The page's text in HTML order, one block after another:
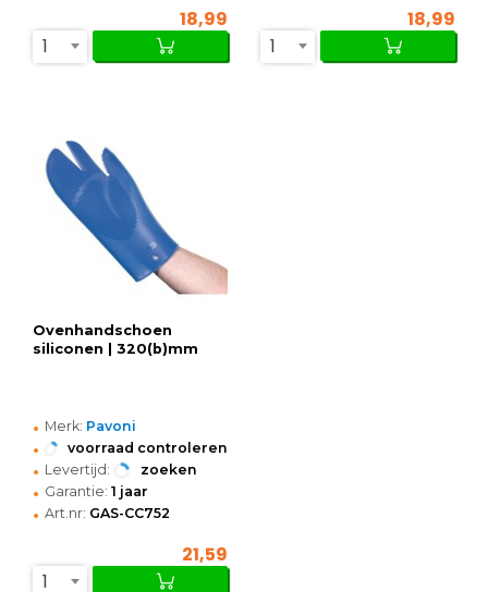
18,99
1
18,99
1
Ovenhandschoen
siliconen | 320(b)mm
• Merk: Pavoni
• voorraad controleren
• Levertijd: zoeken
• Garantie: 1 jaar
• Art.nr: GAS-CC752
21,59
1